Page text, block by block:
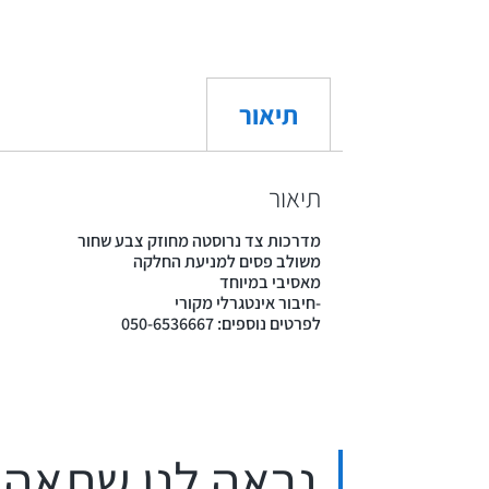
תיאור
תיאור
מדרכות צד נרוסטה מחוזק צבע שחור
משולב פסים למניעת החלקה
מאסיבי במיוחד
-חיבור אינטגרלי מקורי
לפרטים נוספים: 050-6536667